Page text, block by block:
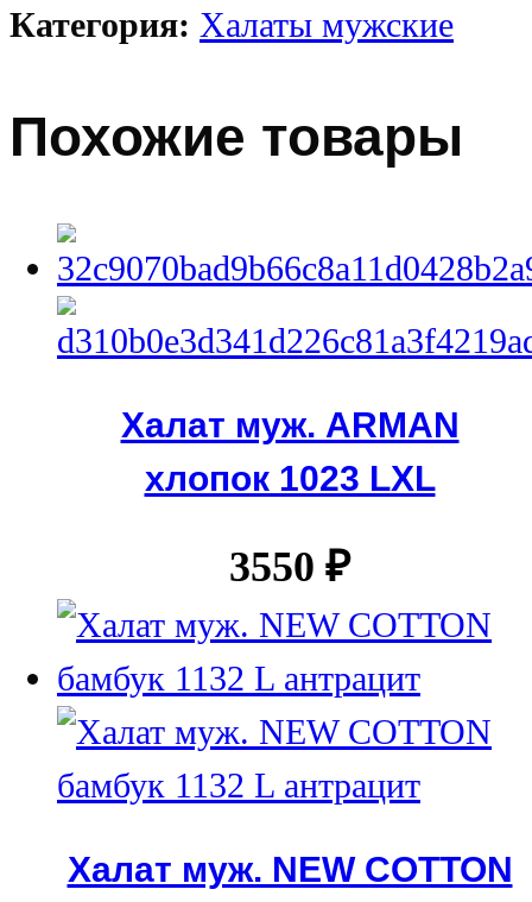
Категория: Халаты мужские
Похожие товары
Халат муж. ARMAN
хлопок 1023 LXL
3550 ₽
Халат муж. NEW COTTON